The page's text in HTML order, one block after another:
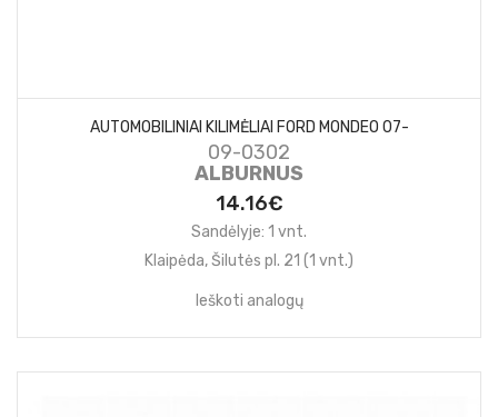
AUTOMOBILINIAI KILIMĖLIAI FORD MONDEO 07-
09-0302
ALBURNUS
14.16€
Sandėlyje: 1 vnt.
Klaipėda, Šilutės pl. 21 (1 vnt.)
Ieškoti analogų